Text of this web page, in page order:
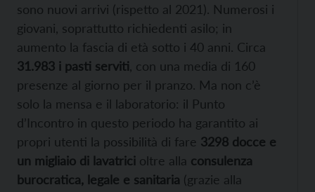
sono nuovi arrivi (rispetto al 2021). Numerosi i
giovani, soprattutto richiedenti asilo; in
aumento la fascia di età sotto i 40 anni. Circa
31.983 i pasti serviti , con una media di 160
presenze al giorno per il pranzo. Ma non c’è
solo la mensa e il laboratorio: il Punto
d’Incontro in questo periodo ha garantito ai
propri utenti la possibilità di fare 3298 docce e
un migliaio di lavatrici oltre alla consulenza
burocratica, legale e sanitaria (grazie alla